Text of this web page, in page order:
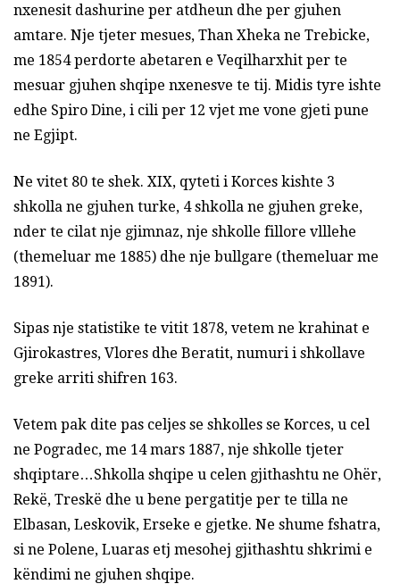
nxenesit dashurine per atdheun dhe per gjuhen
amtare. Nje tjeter mesues, Than Xheka ne Trebicke,
me 1854 perdorte abetaren e Veqilharxhit per te
mesuar gjuhen shqipe nxenesve te tij. Midis tyre ishte
edhe Spiro Dine, i cili per 12 vjet me vone gjeti pune
ne Egjipt.
Ne vitet 80 te shek. XIX, qyteti i Korces kishte 3
shkolla ne gjuhen turke, 4 shkolla ne gjuhen greke,
nder te cilat nje gjimnaz, nje shkolle fillore vlllehe
(themeluar me 1885) dhe nje bullgare (themeluar me
1891).
Sipas nje statistike te vitit 1878, vetem ne krahinat e
Gjirokastres, Vlores dhe Beratit, numuri i shkollave
greke arriti shifren 163.
Vetem pak dite pas celjes se shkolles se Korces, u cel
ne Pogradec, me 14 mars 1887, nje shkolle tjeter
shqiptare…Shkolla shqipe u celen gjithashtu ne Ohër,
Rekë, Treskë dhe u bene pergatitje per te tilla ne
Elbasan, Leskovik, Erseke e gjetke. Ne shume fshatra,
si ne Polene, Luaras etj mesohej gjithashtu shkrimi e
këndimi ne gjuhen shqipe.